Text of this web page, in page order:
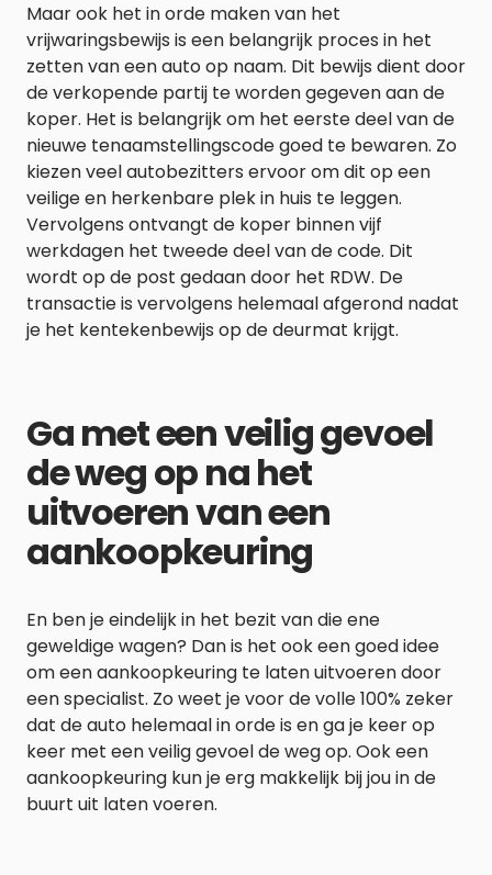
Maar ook het in orde maken van het
vrijwaringsbewijs is een belangrijk proces in het
zetten van een auto op naam. Dit bewijs dient door
de verkopende partij te worden gegeven aan de
koper. Het is belangrijk om het eerste deel van de
nieuwe tenaamstellingscode goed te bewaren. Zo
kiezen veel autobezitters ervoor om dit op een
veilige en herkenbare plek in huis te leggen.
Vervolgens ontvangt de koper binnen vijf
werkdagen het tweede deel van de code. Dit
wordt op de post gedaan door het RDW. De
transactie is vervolgens helemaal afgerond nadat
je het kentekenbewijs op de deurmat krijgt.
Ga met een veilig gevoel
de weg op na het
uitvoeren van een
aankoopkeuring
En ben je eindelijk in het bezit van die ene
geweldige wagen? Dan is het ook een goed idee
om een aankoopkeuring te laten uitvoeren door
een specialist. Zo weet je voor de volle 100% zeker
dat de auto helemaal in orde is en ga je keer op
keer met een veilig gevoel de weg op. Ook een
aankoopkeuring kun je erg makkelijk bij jou in de
buurt uit laten voeren.